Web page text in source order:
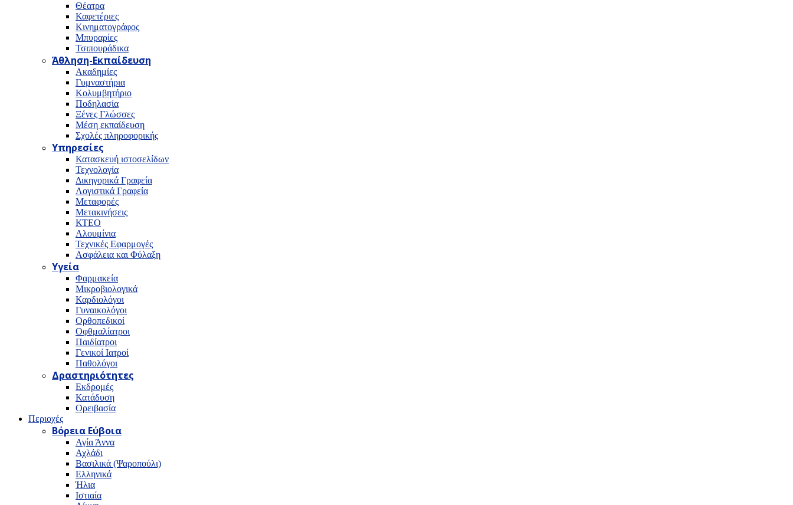
Θέατρα
Καφετέριες
Κινηματογράφος
Μπυραρίες
Τσιπουράδικα
Άθληση-Εκπαίδευση
Ακαδημίες
Γυμναστήρια
Κολυμβητήριο
Ποδηλασία
Ξένες Γλώσσες
Μέση εκπαίδευση
Σχολές πληροφορικής
Υπηρεσίες
Κατασκευή ιστοσελίδων
Τεχνολογία
Δικηγορικά Γραφεία
Λογιστικά Γραφεία
Μεταφορές
Μετακινήσεις
ΚΤΕΟ
Αλουμίνια
Τεχνικές Εφαρμογές
Ασφάλεια και Φύλαξη
Υγεία
Φαρμακεία
Μικροβιολογικά
Καρδιολόγοι
Γυναικολόγοι
Ορθοπεδικοί
Οφθμαλίατροι
Παιδίατροι
Γενικοί Ιατροί
Παθολόγοι
Δραστηριότητες
Εκδρομές
Κατάδυση
Ορειβασία
Περιοχές
Βόρεια Εύβοια
Αγία Άννα
Αχλάδι
Βασιλικά (Ψαροπούλι)
Ελληνικά
Ήλια
Ιστιαία